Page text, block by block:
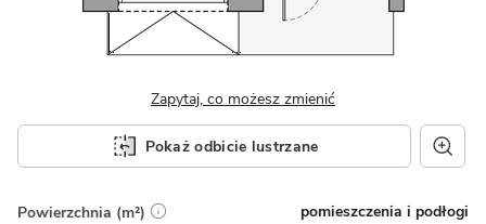
Zapytaj, co możesz zmienić
Pokaż odbicie lustrzane
Powierzchnia (m²)
pomieszczenia i podłogi